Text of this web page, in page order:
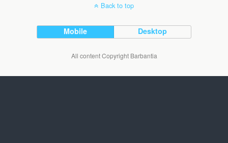
Back to top
Mobile Desktop
All content Copyright Barbantia